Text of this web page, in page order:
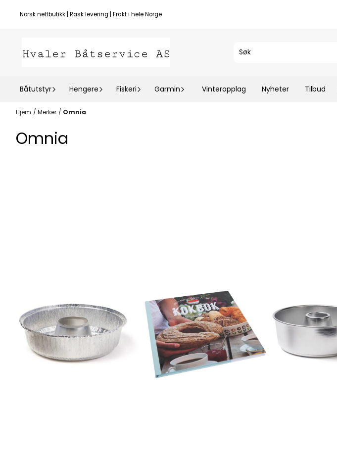
Hopp til innhold
Norsk nettbutikk | Rask levering | Frakt i hele Norge
Båtutstyr Hengere Fiskeri Garmin Vinteropplag Nyheter Tilbud
Hjem / Merker / Omnia
Omnia